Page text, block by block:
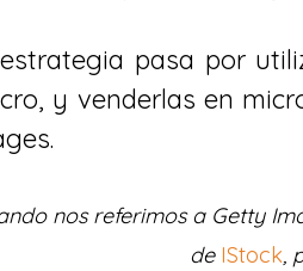
pasa por
y venderlas en
nos referimos a Getty
de IStock,